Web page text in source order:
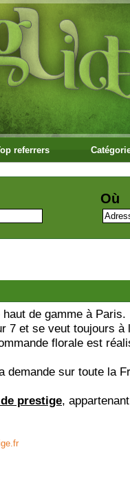
referrers
Où
de gamme à Paris.
7 et se veut toujours à
florale est
demande sur toute la
prestige,